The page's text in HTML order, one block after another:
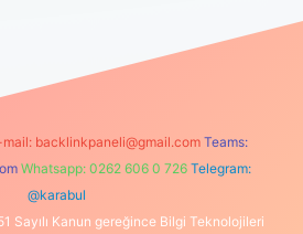
mail: backlinkpaneli@gmail.com Teams:
Whatsapp: 0262 606 0 726 Telegram:
@karabul
Sayılı Kanun gereğince Bilgi Teknolojileri